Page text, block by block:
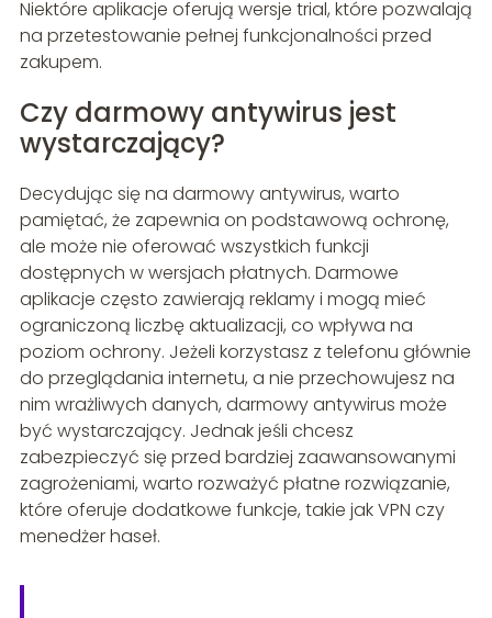
Niektóre aplikacje oferują wersje trial, które pozwalają
na przetestowanie pełnej funkcjonalności przed
zakupem.
Czy darmowy antywirus jest
wystarczający?
Decydując się na darmowy antywirus, warto
pamiętać, że zapewnia on podstawową ochronę,
ale może nie oferować wszystkich funkcji
dostępnych w wersjach płatnych. Darmowe
aplikacje często zawierają reklamy i mogą mieć
ograniczoną liczbę aktualizacji, co wpływa na
poziom ochrony. Jeżeli korzystasz z telefonu głównie
do przeglądania internetu, a nie przechowujesz na
nim wrażliwych danych, darmowy antywirus może
być wystarczający. Jednak jeśli chcesz
zabezpieczyć się przed bardziej zaawansowanymi
zagrożeniami, warto rozważyć płatne rozwiązanie,
które oferuje dodatkowe funkcje, takie jak VPN czy
menedżer haseł.